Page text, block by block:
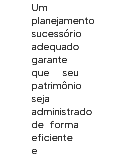
Um
planejamento
sucessório
adequado
garante
que seu
patrimônio
seja
administrado
de forma
eficiente
e